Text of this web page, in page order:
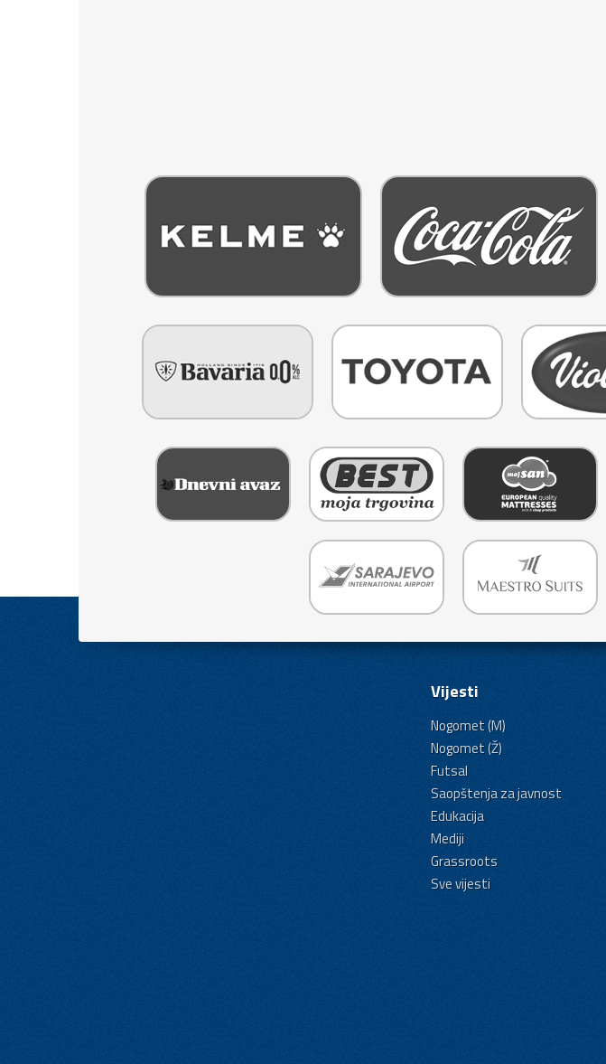
Vijesti
Nogomet (M)
Nogomet (Ž)
Futsal
Saopštenja za javnost
Edukacija
Mediji
Grassroots
Sve vijesti